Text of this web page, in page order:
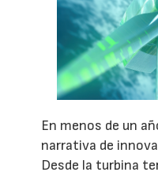
En menos de un
narrativa de
Desde la turbina